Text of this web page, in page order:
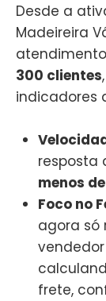
Desde a
Madeireira
300 clientes
indicadores
resposta
menos
Foco no
agora só
frete,